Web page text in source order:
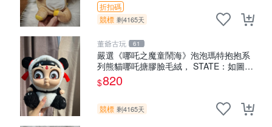
折扣碼
競標 剩4165天
董爺古玩 61
嚴選《哪吒之魔童鬧海》泡泡瑪特抱抱系
列熊貓哪吒搪膠臉毛絨， STATE：如圖顯
示 哪吒 毛絨公仔 泡泡瑪特
$820
競標 剩4165天